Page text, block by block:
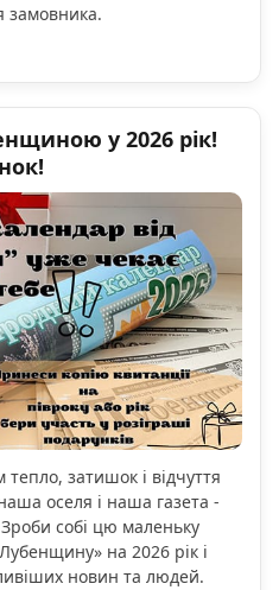
замовника.
у 2026 рік!
затишок і відчуття
оселя і наша газета -
собі цю маленьку
на 2026 рік і
новин та людей.